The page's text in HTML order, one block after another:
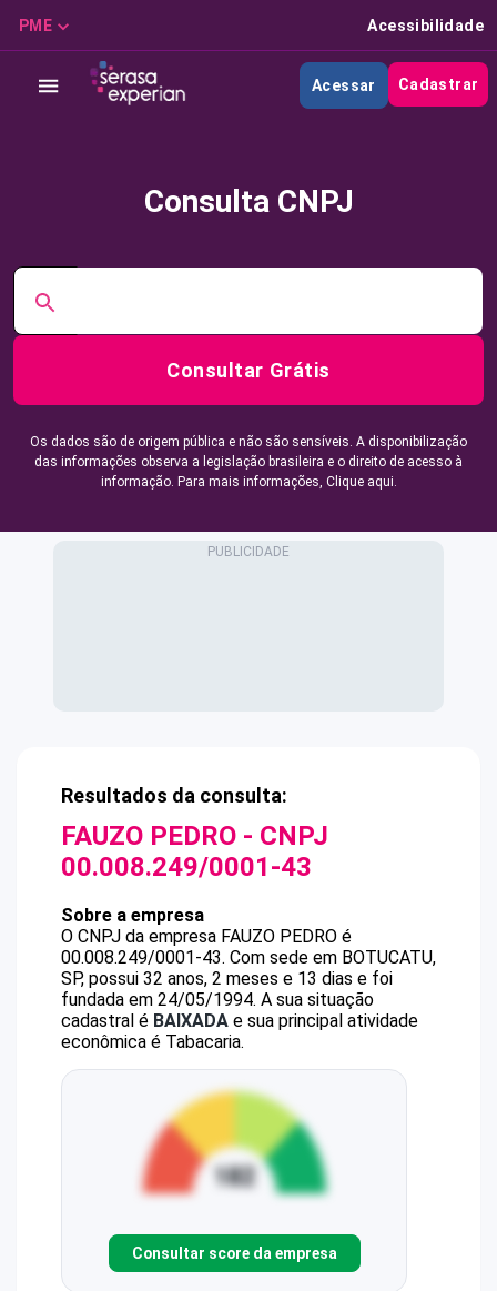
PME Acessibilidade
Acessar Cadastrar
Consulta CNPJ
Consultar Grátis
Os dados são de origem pública e não são sensíveis. A disponibilização
das informações observa a legislação brasileira e o direito de acesso à
informação. Para mais informações, Clique aqui.
Resultados da consulta:
FAUZO PEDRO - CNPJ
00.008.249/0001-43
Sobre a empresa
O CNPJ da empresa FAUZO PEDRO é
00.008.249/0001-43. Com sede em BOTUCATU,
SP, possui 32 anos, 2 meses e 13 dias e foi
fundada em 24/05/1994. A sua situação
cadastral é BAIXADA e sua principal atividade
econômica é Tabacaria.
Consultar score da empresa